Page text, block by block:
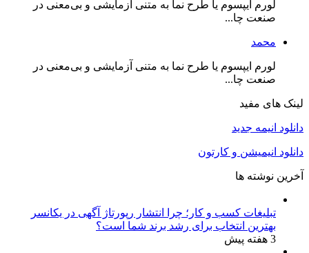
لورم ایپسوم یا طرح‌ نما به متنی آزمایشی و بی‌معنی در
صنعت چا...
محمد
لورم ایپسوم یا طرح‌ نما به متنی آزمایشی و بی‌معنی در
صنعت چا...
لینک های مفید
دانلود انیمه جدید
دانلود انیمیشن و کارتون
آخرین نوشته ها
تبلیغات کسب و کار؛ چرا انتشار رپورتاژ آگهی در یکانسر
بهترین انتخاب برای رشد برند شما است؟
3 هفته پیش